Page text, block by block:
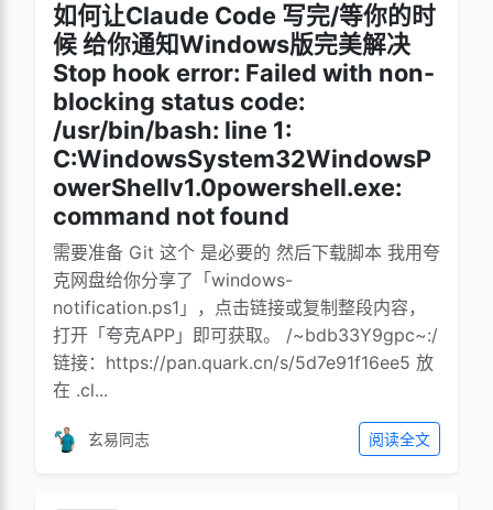
如何让Claude Code 写完/等你的时
候 给你通知Windows版完美解决
Stop hook error: Failed with non-
blocking status code:
/usr/bin/bash: line 1:
C:WindowsSystem32WindowsP
owerShellv1.0powershell.exe:
command not found
需要准备 Git 这个 是必要的 然后下载脚本 我用夸
克网盘给你分享了「windows-
notification.ps1」，点击链接或复制整段内容，
打开「夸克APP」即可获取。 /~bdb33Y9gpc~:/
链接：https://pan.quark.cn/s/5d7e91f16ee5 放
在 .cl...
玄易同志 阅读全文